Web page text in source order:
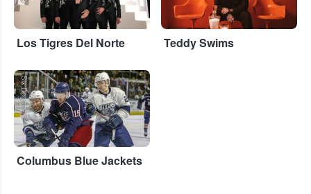
Los Tigres Del Norte Teddy Swims
Six Degrees
Columbus Blue Jackets